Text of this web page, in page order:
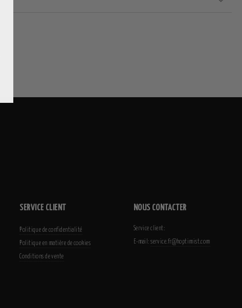
SERVICE CLIENT
Politique de confidentialité
Politique en matière de cookies
Conditions de vente
NOUS CONTACTER
Service client:
E-mail:service.fr@hoptimist.com